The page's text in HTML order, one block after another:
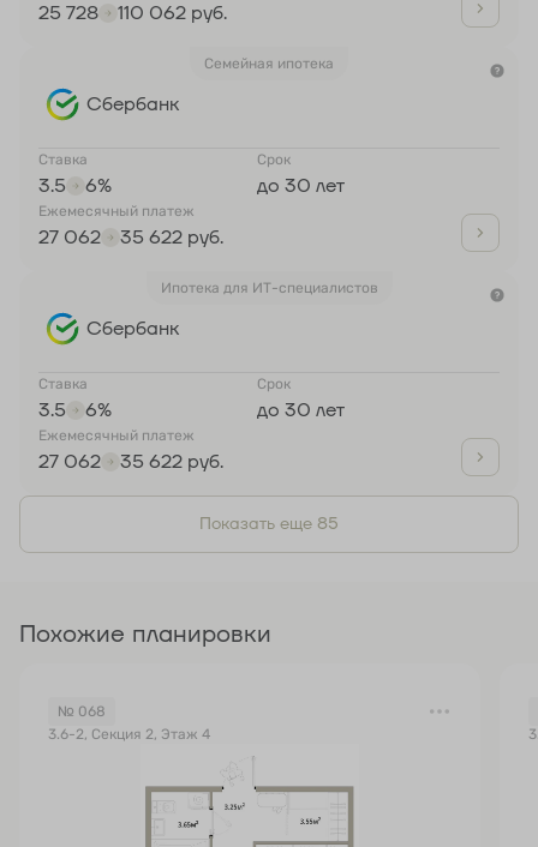
25 728 110 062 руб.
Семейная ипотека
Сбербанк
Ставка
3.5 6%
Срок
до 30 лет
Ежемесячный платеж
27 062 35 622 руб.
Ипотека для ИТ-специалистов
Сбербанк
Ставка
3.5 6%
Срок
до 30 лет
Ежемесячный платеж
27 062 35 622 руб.
Показать еще 85
Похожие планировки
№ 068
3.6-2, Секция 2, Этаж 4